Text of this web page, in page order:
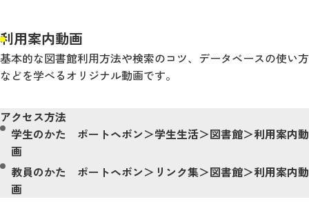
利用案内動画
基本的な図書館利用方法や検索のコツ、データベースの使い方
などを学べるオリジナル動画です。
アクセス方法
学生のかた ポートヘボン＞学生生活＞図書館＞利用案内動
画
教員のかた ポートヘボン＞リンク集＞図書館＞利用案内動
画